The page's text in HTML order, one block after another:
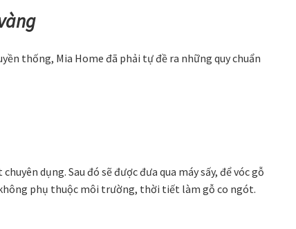
thống, Mia Home đã phải tự đề ra những quy chuẩn
dụng. Sau đó sẽ được đưa qua máy sấy, để vóc gỗ
phụ thuộc môi trường, thời tiết làm gỗ co ngót.